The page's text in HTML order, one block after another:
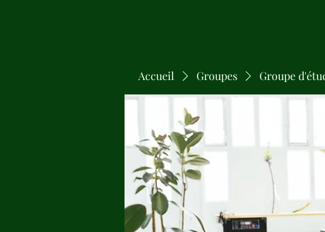
Accueil Groupes Groupe